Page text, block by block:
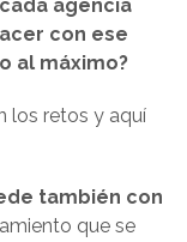
agencia
con ese
al máximo?
los retos y aquí
también con
que se